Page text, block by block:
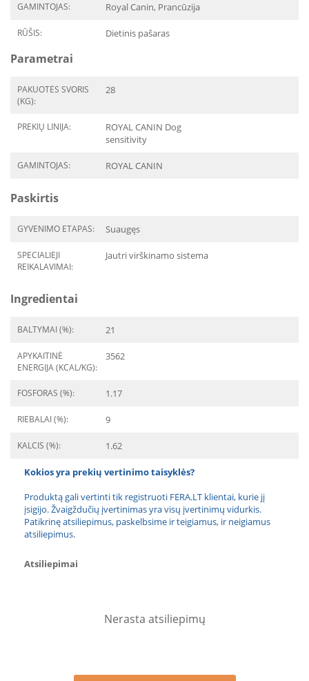
GAMINTOJAS: Royal Canin, Prancūzija
RŪŠIS: Dietinis pašaras
Parametrai
PAKUOTĖS SVORIS
(KG):
28
PREKIŲ LINIJA:
ROYAL CANIN Dog
sensitivity
GAMINTOJAS: ROYAL CANIN
Paskirtis
GYVENIMO ETAPAS: Suaugęs
SPECIALIEJI
REIKALAVIMAI:
Jautri virškinamo sistema
Ingredientai
BALTYMAI (%): 21
APYKAITINĖ
ENERGIJA (KCAL/KG):
3562
FOSFORAS (%): 1.17
RIEBALAI (%): 9
KALCIS (%): 1.62
Kokios yra prekių vertinimo taisyklės?
Produktą gali vertinti tik registruoti FERA.LT klientai, kurie jį
įsigijo. Žvaigždučių įvertinimas yra visų įvertinimų vidurkis.
Patikrinę atsiliepimus, paskelbsime ir teigiamus, ir neigiamus
atsiliepimus.
Atsiliepimai
Nerasta atsiliepimų